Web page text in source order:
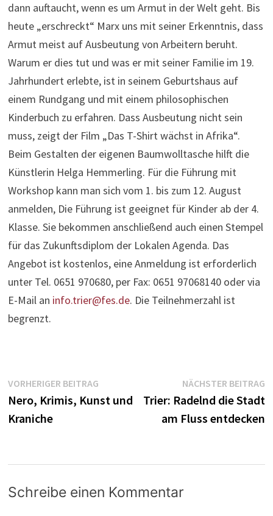
dann auftaucht, wenn es um Armut in der Welt geht. Bis
heute „erschreckt“ Marx uns mit seiner Erkenntnis, dass
Armut meist auf Ausbeutung von Arbeitern beruht.
Warum er dies tut und was er mit seiner Familie im 19.
Jahrhundert erlebte, ist in seinem Geburtshaus auf
einem Rundgang und mit einem philosophischen
Kinderbuch zu erfahren. Dass Ausbeutung nicht sein
muss, zeigt der Film „Das T-Shirt wächst in Afrika“.
Beim Gestalten der eigenen Baumwolltasche hilft die
Künstlerin Helga Hemmerling. Für die Führung mit
Workshop kann man sich vom 1. bis zum 12. August
anmelden, Die Führung ist geeignet für Kinder ab der 4.
Klasse. Sie bekommen anschließend auch einen Stempel
für das Zukunftsdiplom der Lokalen Agenda. Das
Angebot ist kostenlos, eine Anmeldung ist erforderlich
unter Tel. 0651 970680, per Fax: 0651 97068140 oder via
E-Mail an info.trier@fes.de. Die Teilnehmerzahl ist
begrenzt.
Beitragsnavigation
VORHERIGER BEITRAGVorheriger
Beitrag:
Nero, Krimis, Kunst und
Kraniche
NÄCHSTER BEITRAG
Trier: Radelnd die Stadt
am Fluss entdecken
Schreibe einen Kommentar